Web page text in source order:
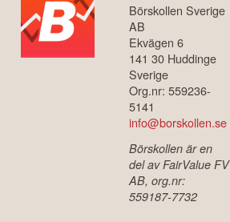
Börskollen Sverige
AB
Ekvägen 6
141 30 Huddinge
Sverige
Org.nr: 559236-
5141
info@borskollen.se
Börskollen är en
del av FairValue FV
AB, org.nr:
559187-7732